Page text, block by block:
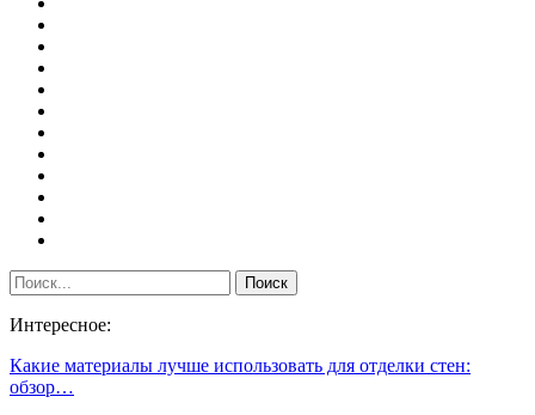
Интересное:
Какие материалы лучше использовать для отделки стен:
обзор…